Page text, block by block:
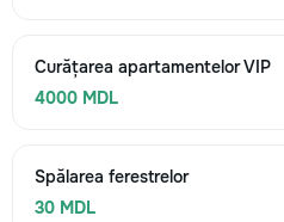
Curățarea apartamentelor VIP
4000 MDL
Spălarea ferestrelor
30 MDL